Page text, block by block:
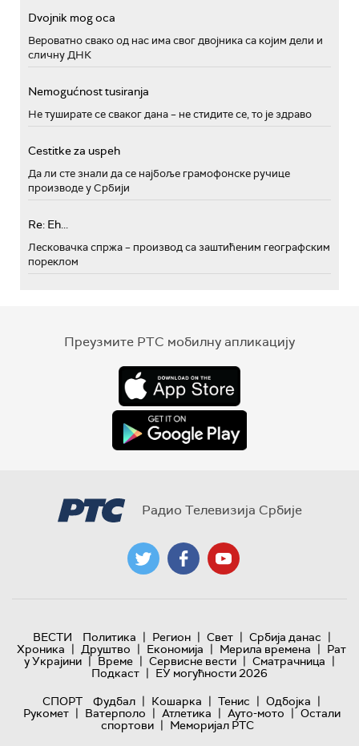
Dvojnik mog oca
Вероватно свако од нас има свог двојника са којим дели и
сличну ДНК
Nemogućnost tusiranja
Не туширате се сваког дана – не стидите се, то је здраво
Cestitke za uspeh
Да ли сте знали да се најбоље грамофонске ручице
производе у Србији
Re: Eh...
Лесковачка спржа – производ са заштићеним географским
пореклом
Преузмите РТС мобилну апликацију
Радио Телевизија Србије
ВЕСТИ Политика | Регион | Свет | Србија данас |
Хроника | Друштво | Економија | Мерила времена | Рат
у Украјини | Време | Сервисне вести | Сматрачница |
Подкаст | ЕУ могућности 2026
СПОРТ
Фудбал | Кошарка | Тенис | Одбојка |
Рукомет | Ватерполо | Атлетика | Ауто-мото | Остали
спортови | Меморијал РТС